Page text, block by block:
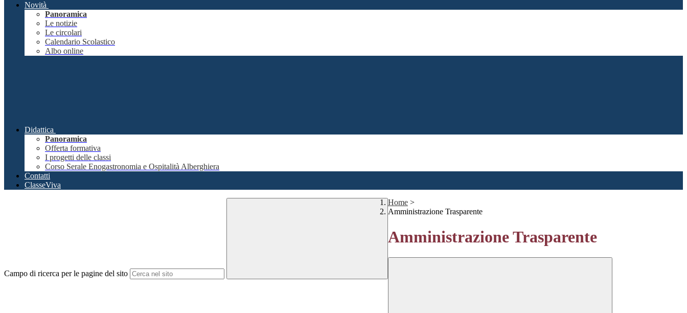
Novità
Panoramica
Le notizie
Le circolari
Calendario Scolastico
Albo online
Didattica
Panoramica
Offerta formativa
I progetti delle classi
Corso Serale Enogastronomia e Ospitalità Alberghiera
Contatti
ClasseViva
Campo di ricerca per le pagine del sito
Home >
Amministrazione Trasparente
Amministrazione Trasparente